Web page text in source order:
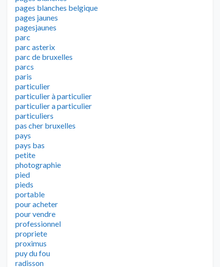
pages blanches belgique
pages jaunes
pagesjaunes
parc
parc asterix
parc de bruxelles
parcs
paris
particulier
particulier à particulier
particulier a particulier
particuliers
pas cher bruxelles
pays
pays bas
petite
photographie
pied
pieds
portable
pour acheter
pour vendre
professionnel
propriete
proximus
puy du fou
radisson